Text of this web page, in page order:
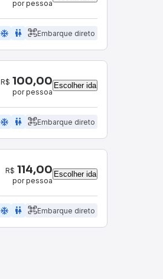
por pessoa
ac_unit wc Embarque direto
R$ 100,00
por pessoa
Escolher ida
ac_unit wc Embarque direto
R$ 114,00
por pessoa
Escolher ida
ac_unit wc Embarque direto